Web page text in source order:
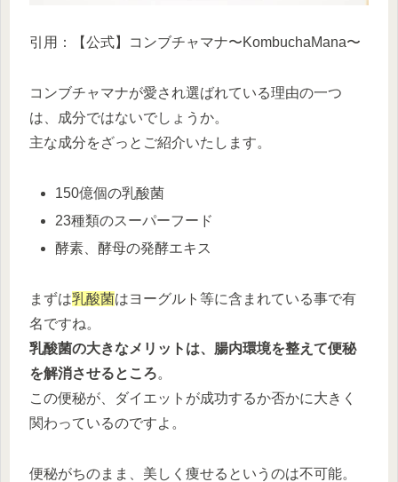
引用：【公式】コンブチャマナ〜KombuchaMana〜
コンブチャマナが愛され選ばれている理由の一つ
は、成分ではないでしょうか。
主な成分をざっとご紹介いたします。
150億個の乳酸菌
23種類のスーパーフード
酵素、酵母の発酵エキス
まずは乳酸菌はヨーグルト等に含まれている事で有
名ですね。
乳酸菌の大きなメリットは、腸内環境を整えて便秘
を解消させるところ。
この便秘が、ダイエットが成功するか否かに大きく
関わっているのですよ。
便秘がちのまま、美しく痩せるというのは不可能。